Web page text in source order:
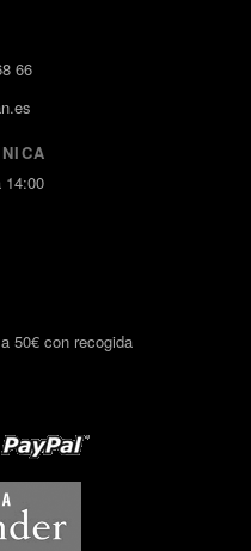
66
14:00
50€ con recogida